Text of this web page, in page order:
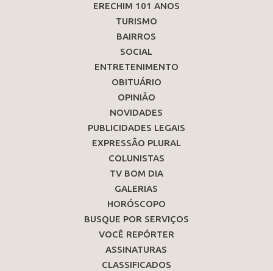
ERECHIM 101 ANOS
TURISMO
BAIRROS
SOCIAL
ENTRETENIMENTO
OBITUÁRIO
OPINIÃO
NOVIDADES
PUBLICIDADES LEGAIS
EXPRESSÃO PLURAL
COLUNISTAS
TV BOM DIA
GALERIAS
HORÓSCOPO
BUSQUE POR SERVIÇOS
VOCÊ REPÓRTER
ASSINATURAS
CLASSIFICADOS